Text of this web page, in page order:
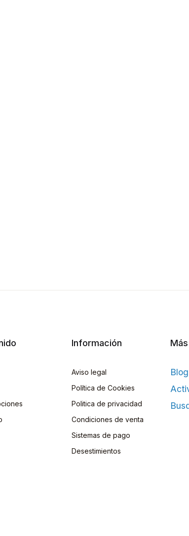
Información
Aviso legal
Política de Cookies
Politica de privacidad
Condiciones de venta
Sistemas de pago
Desestimientos
Blog